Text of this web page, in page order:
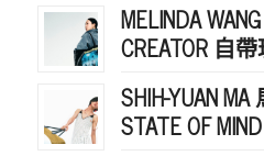
MELINDA
CREATOR 自
SHIH-YUAN
STATE OF MIND